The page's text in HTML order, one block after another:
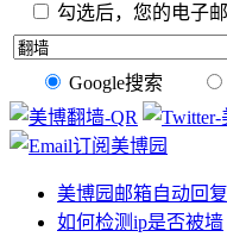
勾选后，您的电子
Google搜索
美博园邮箱自动回
如何检测ip是否被墙